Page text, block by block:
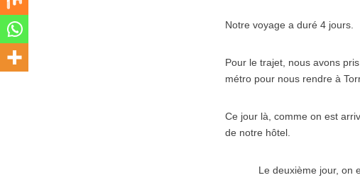
Notre voyage a duré 4 jours.
Pour le trajet, nous avons
métro pour nous rendre à
Ce jour là, comme on est
de notre hôtel.
Le deuxième jour, on